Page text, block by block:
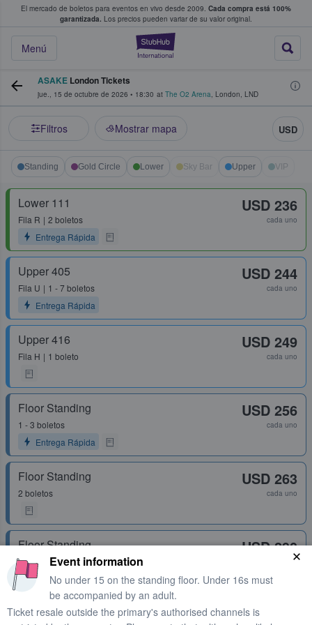
El mercado de boletos para eventos en vivo desde 2009. Cada compra está 100%
garantizada. Los precios pueden variar de su valor original.
StubHub: donde
Menú
fans compran y venden boletos
ASAKE London Tickets
jue., 15 de octubre de 2026 • 18:30 at The O2 Arena, London, LND
Filtros Mostrar mapa USD
Standing Gold Circle Lower Sky Bar Upper VIP
Lower 111
Fila R
2 boletos
Entrega Rápida
USD 236
cada uno
Upper 405
Fila U
1 - 7 boletos
Entrega Rápida
USD 244
cada uno
Upper 416
Fila H 1 boleto
USD 249
cada uno
Floor Standing
1 - 3 boletos
Entrega Rápida
USD 256
cada uno
Floor Standing
2 boletos
USD 263
cada uno
Floor Standing
2 boletos
USD 290
cada uno
Gold Circle Standing USD 337
Event information
No under 15 on the standing floor. Under 16s must
be accompanied by an adult.
Ticket resale outside the primary's authorised channels is